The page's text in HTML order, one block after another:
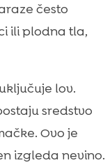
često
ili plodna tla,
lov.
sredstvo
Ovo je
izgleda nevino.